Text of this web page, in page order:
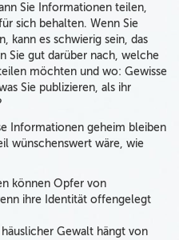
Sie Informationen teilen,
sich behalten. Wenn Sie
kann es schwierig sein, das
Sie gut darüber nach, welche
möchten und wo: Gewisse
Sie publizieren, als ihr
Informationen geheim bleiben
wünschenswert wäre, wie
können Opfer von
ihre Identität offengelegt
Gewalt hängt von